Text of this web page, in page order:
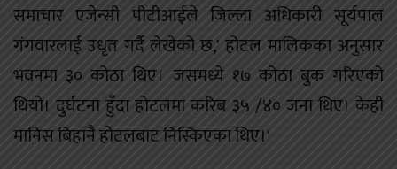
समाचार एजेन्सी पीटीआईले जिल्ला अधिकारी सूर्यपाल
गंगवारलाई उधृत गर्दै लेखेको छ,' होटल मालिकका अनुसार
भवनमा ३० कोठा थिए। जसमध्ये १७ कोठा बुक गरिएको
थियो। दुर्घटना हुँदा होटलमा करिब ३५ /४० जना थिए। केही
मानिस बिहानै होटलबाट निस्किएका थिए।'